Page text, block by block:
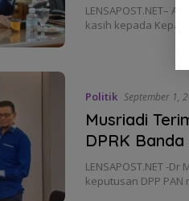
LENSAPOST.NET–
kasih kepada
Politik September 1,
Musriadi
DPRK Banda
LENSAPOST.NET -
keputusan DPP